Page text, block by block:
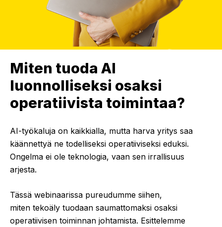
Miten tuoda AI
luonnolliseksi osaksi
operatiivista toimintaa?
AI-työkaluja on kaikkialla, mutta harva yritys saa
käännettyä ne todelliseksi operatiiviseksi eduksi.
Ongelma ei ole teknologia, vaan sen irrallisuus
arjesta.
Tässä webinaarissa pureudumme siihen,
miten tekoäly tuodaan saumattomaksi osaksi
operatiivisen toiminnan johtamista. Esittelemme